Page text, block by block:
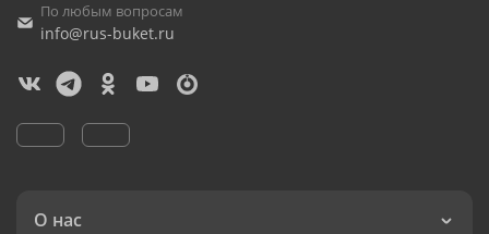
По любым вопросам
info@rus-buket.ru
О нас